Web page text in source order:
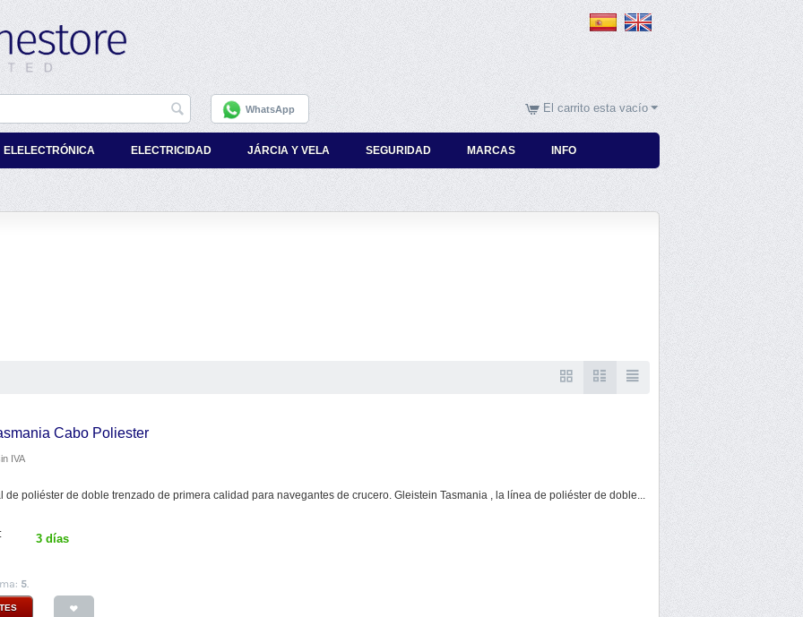
WhatsApp El carrito esta vacío
ELELECTRÓNICA ELECTRICIDAD JÁRCIA Y VELA SEGURIDAD MARCAS INFO
Cabo Poliester
IVA
de poliéster de doble trenzado de primera calidad para navegantes de crucero. Gleistein Tasmania , la línea de poliéster de doble...
3 días
5.